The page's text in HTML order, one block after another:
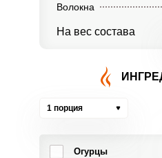
Волокна
На вес состава
1 порция
Огурцы